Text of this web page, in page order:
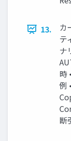
13.
カ
テ
ナ
時
例
断